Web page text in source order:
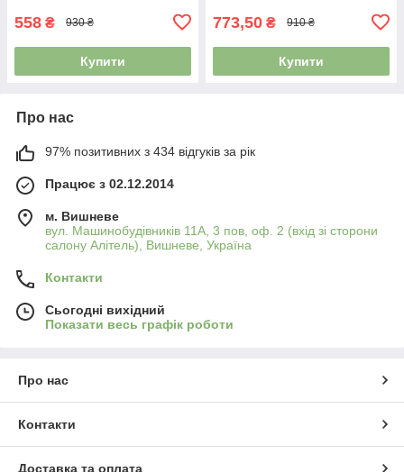
558 ₴ 930 ₴
Купити
773,50 ₴ 910 ₴
Купити
Про нас
97% позитивних з 434 відгуків за рік
Працює з 02.12.2014
м. Вишневе
вул. Машинобудівників 11А, 3 пов, оф. 2 (вхід зі сторони
салону Алітель), Вишневе, Україна
Контакти
Сьогодні вихідний
Показати весь графік роботи
Про нас
Контакти
Доставка та оплата